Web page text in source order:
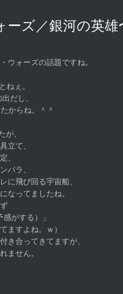
ーズ／銀河の英雄
ウォーズの話題ですね。
ねぇ。
だし、
からね。＾＾
が、
立て、
、
バラ、
に飛び回る宇宙船、
なってましたね。
がする）」
ますよね。ｗ）
き合ってきてますが、
ません。